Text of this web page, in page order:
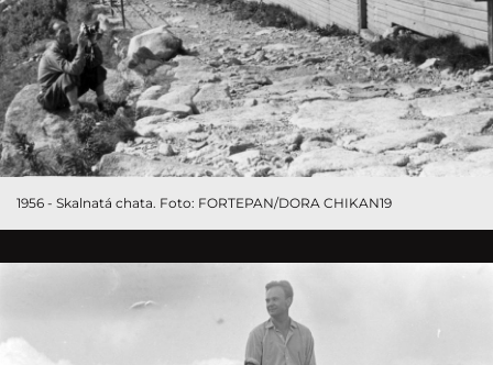
1956 - Skalnatá chata. Foto: FORTEPAN/DORA CHIKAN19